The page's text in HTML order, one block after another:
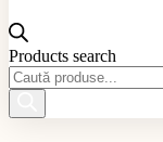
Products search